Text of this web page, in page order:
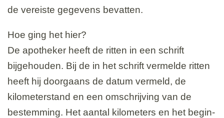
de vereiste gegevens bevatten.
Hoe ging het hier?
De apotheker heeft de ritten in een schrift
bijgehouden. Bij de in het schrift vermelde ritten
heeft hij doorgaans de datum vermeld, de
kilometerstand en een omschrijving van de
bestemming. Het aantal kilometers en het begin-